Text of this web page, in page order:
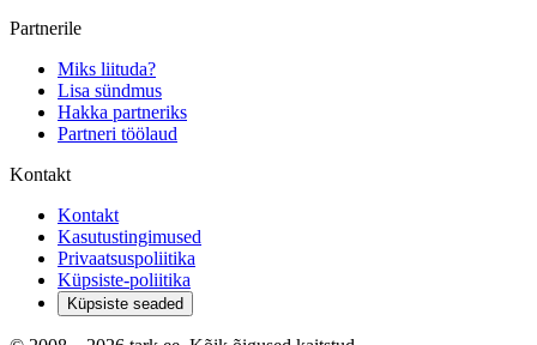
Partnerile
Miks liituda?
Lisa sündmus
Hakka partneriks
Partneri töölaud
Kontakt
Kontakt
Kasutustingimused
Privaatsuspoliitika
Küpsiste-poliitika
Küpsiste seaded